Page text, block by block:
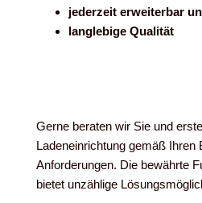
jederzeit erweiterbar
langlebige Qualität
Gerne beraten wir Sie und
Ladeneinrichtung gemäß Ihren
Anforderungen. Die bewährte
bietet unzählige